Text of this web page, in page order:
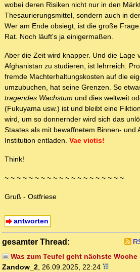
wobei deren Risiken nicht nur in den
Thesaurierungsmittel, sondern auch in
Wer am Ende obsiegt, ist die große
Rat. Noch läuft's ja einigermaßen.
Aber die Zeit wird knapper. Und die Lage
Afghanistan zu studieren, ist lehrreich.
fremde Machterhaltungskosten auf die
umzubuchen, hat seine Grenzen. So
tragendes Wachstum und dies weltweit
(Fukuyama usw.) ist und bleibt eine
wird, um so donnernder wird sich das
Staates als mit bewaffnetem Binnen- und
Institution entladen. Vae victis!
Think!
~ ~ ~ ~ ~ ~ ~ ~ ~ ~ ~ ~ ~ ~ ~ ~ ~ ~ ~ ~
Gruß - Ostfriese
antworten
gesamter Thread:
Was zum Teufel geht nächste Woche
Zandow_2 26.09.2025, 22:24